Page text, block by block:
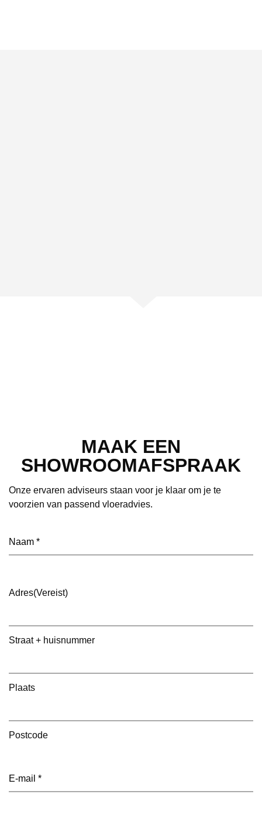
MAAK EEN
SHOWROOMAFSPRAAK
Onze ervaren adviseurs staan voor je klaar om je te
voorzien van passend vloeradvies.
Naam (Vereist)
Adres(Vereist)
Straat + huisnummer
Plaats
Postcode
E-